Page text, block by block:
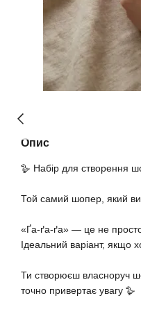
Опис
🪿 Набір для створення
Той самий шопер, який
«Ґа-ґа-ґа» — це не просто
Ідеальний варіант, якщо
Ти створюєш власноруч
точно привертає увагу 🪿